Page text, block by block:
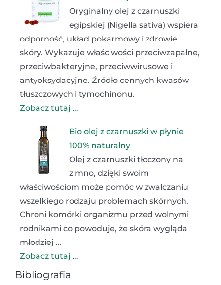
Oryginalny olej z czarnuszki
egipskiej (Nigella sativa) wspiera
odporność, układ pokarmowy i zdrowie
skóry. Wykazuje właściwości przeciwzapalne,
przeciwbakteryjne, przeciwwirusowe i
antyoksydacyjne. Źródło cennych kwasów
tłuszczowych i tymochinonu.
Zobacz tutaj ...
Bio olej z czarnuszki w płynie
100% naturalny
Olej z czarnuszki tłoczony na
zimno, dzięki swoim
właściwościom może pomóc w zwalczaniu
wszelkiego rodzaju problemach skórnych.
Chroni komórki organizmu przed wolnymi
rodnikami co powoduje, że skóra wygląda
młodziej …
Zobacz tutaj ...
Bibliografia